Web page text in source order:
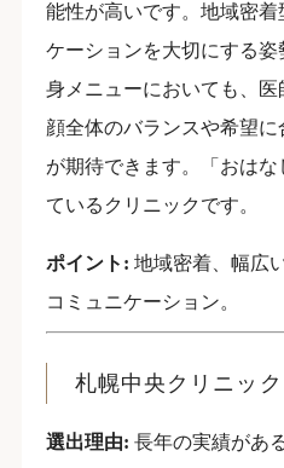
能性が高いです。地域密
ケーションを大切にする
身メニューにおいても、医
顔全体のバランスや希望
が期待できます。「おは
ているクリニックです。
ポイント: 地域密着、幅広
コミュニケーション。
札幌中央クリニック
選出理由: 長年の実績があ